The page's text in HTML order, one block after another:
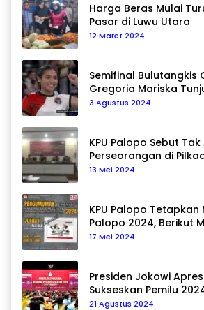
Harga Beras Mulai
Pasar di Luwu Utara
12 Maret 2024
Semifinal Bulutangkis
Gregoria Mariska
Pemain Asal Korea
3 Agustus 2024
KPU Palopo Sebut
Perseorangan di
13 Mei 2024
KPU Palopo
Palopo 2024, Berikut
17 Mei 2024
Presiden Jokowi
Sukseskan Pemilu
21 Agustus 2024